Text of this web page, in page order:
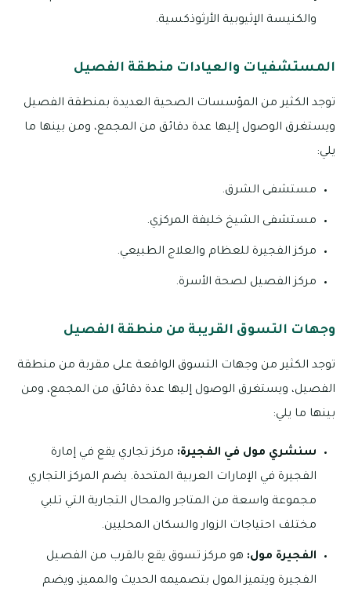
والكنيسة الإثيوبية الأرثوذكسية.
المستشفيات والعيادات منطقة الفصيل
توجد الكثير من المؤسسات الصحية العديدة بمنطقة الفصيل
ويستغرق الوصول إليها عدة دقائق من المجمع، ومن بينها ما
يلي:
مستشفى الشرق.
مستشفى الشيخ خليفة المركزي.
مركز الفجيرة للعظام والعلاج الطبيعي.
مركز الفصيل لصحة الأسرة.
وجهات التسوق القريبة من منطقة الفصيل
توجد الكثير من وجهات التسوق الواقعة على مقربة من منطقة
الفصيل، ويستغرق الوصول إليها عدة دقائق من المجمع، ومن
بينها ما يلي:
سنشري مول في الفجيرة: مركز تجاري يقع في إمارة
الفجيرة في الإمارات العربية المتحدة. يضم المركز التجاري
مجموعة واسعة من المتاجر والمحال التجارية التي تلبي
مختلف احتياجات الزوار والسكان المحليين.
الفجيرة مول: هو مركز تسوق يقع بالقرب من الفصيل
الفجيرة ويتميز المول بتصميمه الحديث والمميز، ويضم